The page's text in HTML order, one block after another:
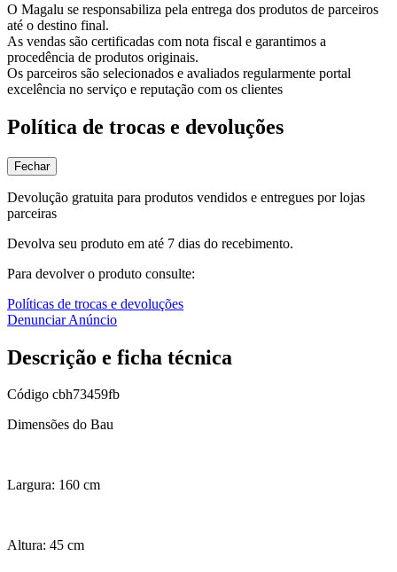
O Magalu se responsabiliza pela entrega dos produtos de parceiros
até o destino final.
As vendas são certificadas com nota fiscal e garantimos a
procedência de produtos originais.
Os parceiros são selecionados e avaliados regularmente portal
excelência no serviço e reputação com os clientes
Política de trocas e devoluções
Fechar
Devolução gratuita para produtos vendidos e entregues por lojas
parceiras
Devolva seu produto em até 7 dias do recebimento.
Para devolver o produto consulte:
Políticas de trocas e devoluções
Denunciar Anúncio
Descrição e ficha técnica
Código cbh73459fb
Dimensões do Bau
Largura: 160 cm
Altura: 45 cm